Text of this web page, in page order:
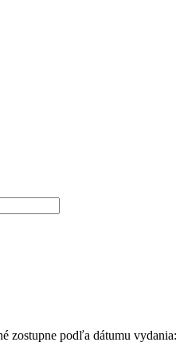
zostupne podľa dátumu vydania: